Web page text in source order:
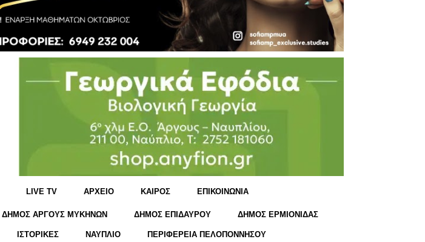
LIVE TV ΑΡΧΕΙΟ KΑΙΡΟΣ ΕΠΙΚΟΙΝΩΝΙΑ
ΔΗΜΟΣ ΑΡΓΟΥΣ ΜΥΚΗΝΩΝ ΔΗΜΟΣ ΕΠΙΔΑΥΡΟΥ ΔΗΜΟΣ ΕΡΜΙΟΝΙΔΑΣ
ΙΣΤΟΡΙΚΕΣ ΝΑΥΠΛΙΟ ΠΕΡΙΦΕΡΕΙΑ ΠΕΛΟΠΟΝΝΗΣΟΥ